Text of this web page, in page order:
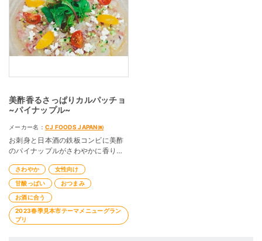
美酢香るさっぱりカルパッチョ
~パイナップル~
メーカー名： CJ FOODS JAPAN㈱
お刺身と日本酒の鉄板コンビに美酢
のパイナップルがさわやかに香りま
以外な組み合わせに思えますが、甘
酸っぱさが癖になります！
トッピングの野菜を変更して季節メ
ニューとしてご提供することも◎
さわやか
女性向け
甘酸っぱい
おつまみ
お酒に合う
2023春季見本市テーマメニューグラン
プリ